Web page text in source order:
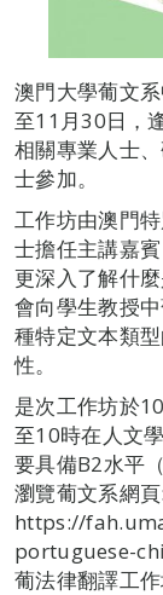
澳門大學葡文
至11月30日，
相關專業人士
士參加。
工作坊由澳門
士擔任主講嘉
更深入了解什
會向學生教授
種特定文本類
性。
是次工作坊於
至10時在人文
要具備B2水平
瀏覽葡文系網頁:
https://
portuguese-
葡法律翻譯工